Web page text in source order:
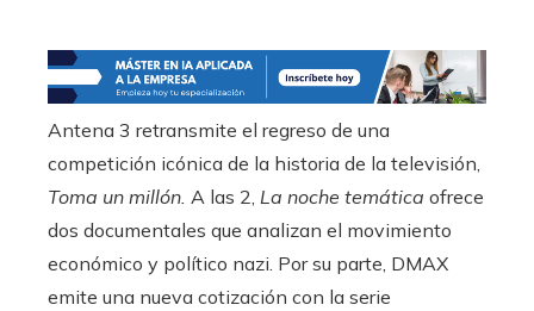
Antena 3 retransmite el regreso de una
competición icónica de la historia de la televisión,
Toma un millón. A las 2, La noche temática ofrece
dos documentales que analizan el movimiento
económico y político nazi. Por su parte, DMAX
emite una nueva cotización con la serie